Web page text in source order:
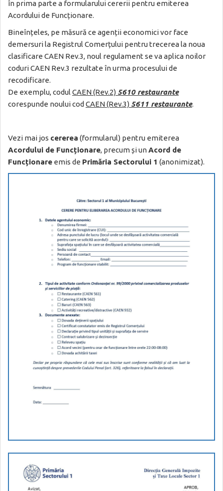
în prima parte a formularului cererii pentru emiterea
Acordului de Funcționare.
Bineînțeles, pe măsură ce agenții economici vor face
demersuri la Registrul Comerțului pentru trecerea la noua
clasificare CAEN Rev.3, noul regulament se va aplica noilor
coduri CAEN Rev.3 rezultate în urma procesului de
recodificare.
De exemplu, codul CAEN (Rev.2) 5610 restaurante
corespunde noului cod CAEN (Rev.3) 5611 restaurante.
Vezi mai jos cererea (formularul) pentru emiterea
Acordului de Funcționare, precum și unAcord de
Funcționare emis de Primăria Sectorului 1 (anonimizat).